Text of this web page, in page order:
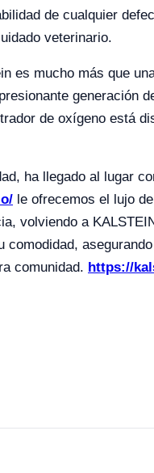
de cualquier
veterinario.
es mucho más que
generación
de oxígeno está
ha llegado al lugar
le ofrecemos el lujo
volviendo a
comunidad. https://